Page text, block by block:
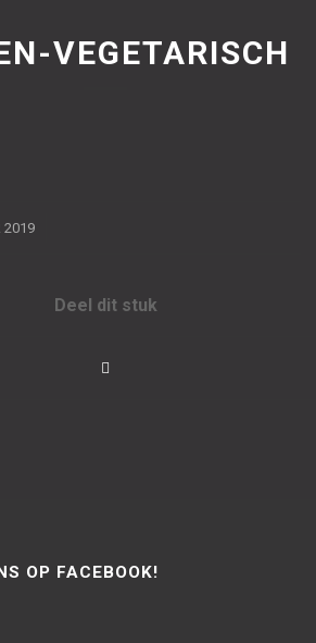
VEGETARISCH
2019
Deel dit stuk
OP FACEBOOK!